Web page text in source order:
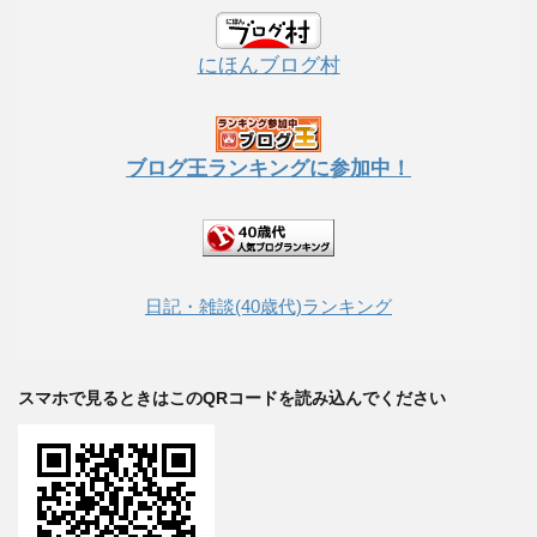
にほんブログ村
ブログ王ランキングに参加中！
日記・雑談(40歳代)ランキング
スマホで見るときはこのQRコードを読み込んでください